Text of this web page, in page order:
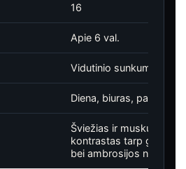
16
Apie 6 val.
Vidutinio sunkumo
Diena, biuras,
Šviežias ir muskuso
kontrastas tarp grynų
bei ambrosijos natų